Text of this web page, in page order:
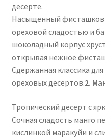
десерте.
Насыщенный
ореховой сладостью и
шоколадный корпус
открывая нежное
Сдержанная классика
ореховых десертов.2.
Тропический десерт с
Сочная сладость манго
кислинкой маракуйи и